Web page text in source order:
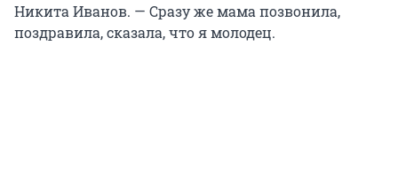
Никита Иванов. — Сразу же мама позвонила,
поздравила, сказала, что я молодец.